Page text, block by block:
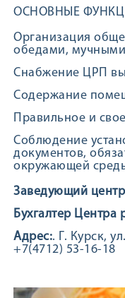
ОСНОВНЫЕ
Организация
обедами,
Снабжение ЦРП
Содержание
Правильное и
Соблюдение
документов,
окружающей
Заведующий
Бухгалтер Центра
Адрес:. Г. Курск,
+7(4712) 53-16-18